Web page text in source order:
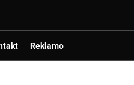
Reklamo